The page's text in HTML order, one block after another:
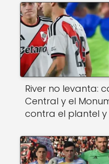
River no levanta:
Central y el
contra el plantel